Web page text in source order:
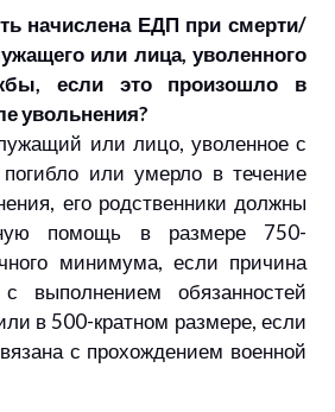
начислена ЕДП при смерти/
или лица, уволенного
если это произошло в
увольнения?
или лицо, уволенное с
или умерло в течение
его родственники должны
помощь в размере 750-
минимума, если причина
выполнением обязанностей
в 500-кратном размере, если
с прохождением военной